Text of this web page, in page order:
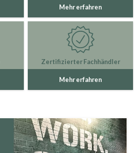
Mehr erfahren
Zertifizierter Fachhändler
Mehr erfahren